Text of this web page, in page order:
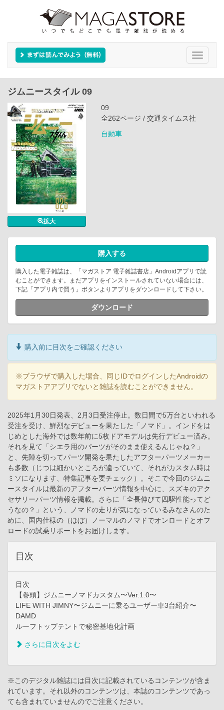
Toggle
ジムニースタイル 09
拡大
09
全262ページ / 交通タイムス社
自動車
購入する
購入した電子雑誌は、「マガストア 電子雑誌書店」Androidアプリで読
むことができます。まだアプリをインストールされていない場合には、
下記「アプリ内で買う」ボタンよりアプリをダウンロードして下さい。
ダウンロード
購入前に目次をご確認ください
※ブラウザで購入した場合、同じIDでログインしたAndroidの
マガストアアプリでないと雑誌を読むことができません。
2025年1月30日発表、2月3日受注停止。数日間で5万台といわれる
受注を受け、鮮烈なデビューを果たした「ノマド」。インドをは
じめとした海外では数年前に5枚ドアモデルは先行デビュー済み。
それを見て「シエラ用のパーツがそのまま使えるんじゃね？」
と、先陣を切ってパーツ開発を果たしたアフターパーツメーカー
も多数（じつは細かいところが違っていて、それがカスタム時は
ミソになります、特集記事を要チェック）。そこで今回のジムニ
ースタイルは最新のアフターパーツ情報を中心に、スズキのアク
セサリーパーツ情報を掲載。さらに「全長伸びて四駆性能ってど
うなの？」という、ノマドの走りが気になっているみなさんのた
めに、国内仕様の（ほぼ）ノーマルのノマドでオンロードとオフ
ロードの試乗リポートをお届けします。
目次
目次
【巻頭】ジムニーノマドカスタム〜Ver.1.0〜
LIFE WITH JIMNY〜ジムニーに乗るユーザー車3台紹介〜
DAMD
ルーフトップテントで秘密基地化計画
さらに目次をよむ
※このデジタル雑誌には目次に記載されているコンテンツが含ま
れています。それ以外のコンテンツは、本誌のコンテンツであっ
ても含まれていませんのでご注意ください。